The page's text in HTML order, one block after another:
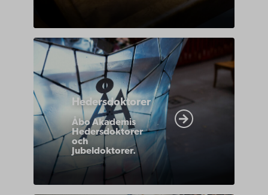
Hedersdoktorer
Åbo Akademis
Hedersdoktorer
och
Jubeldoktorer.
https://www.abo.fi/om-
abo-
akademi/akademiska-
traditioner/tidigare-
promotion/abo-
akademis-
hedersdoktorer/